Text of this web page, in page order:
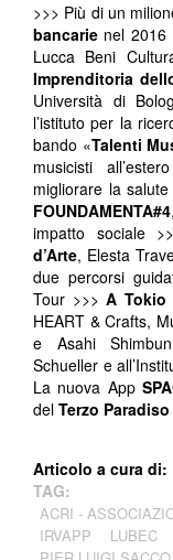
>>> Più di un
bancarie nel 2016
Lucca Beni
Imprenditoria
Università di
l’istituto per la
bando «Talenti
musicisti
migliorare la
FOUNDAMENTA#4
impatto sociale
d’Arte, Elesta
due percorsi
Tour >>>A Tokio
HEART & Crafts,
e Asahi
Schueller e
La nuova App
del Terzo
Articolo a cura di:
TAG:
ACRI -
IRVAPP
LUBEC